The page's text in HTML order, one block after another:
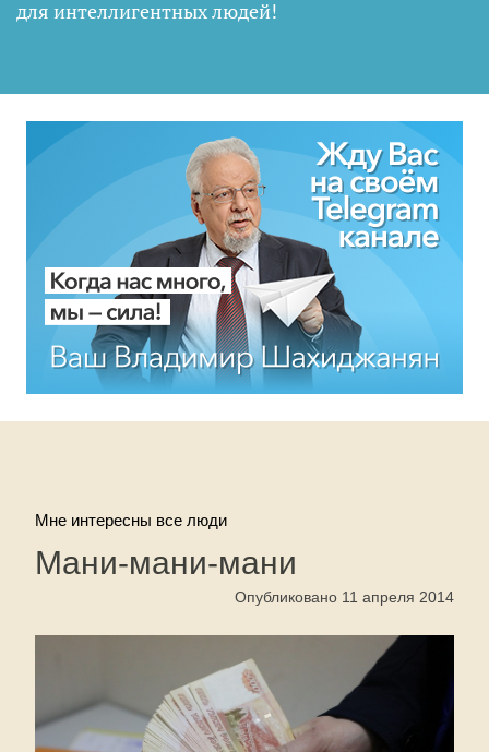
для интеллигентных людей!
Мне интересны все люди
Мани-мани-мани
Опубликовано 11 апреля 2014